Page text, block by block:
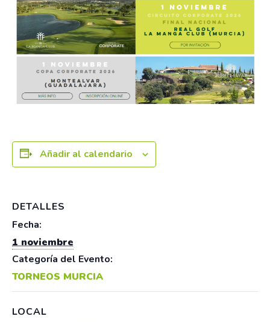
Añadir al calendario
DETALLES
Fecha:
1 noviembre
Categoría del Evento:
TORNEOS MURCIA
LOCAL